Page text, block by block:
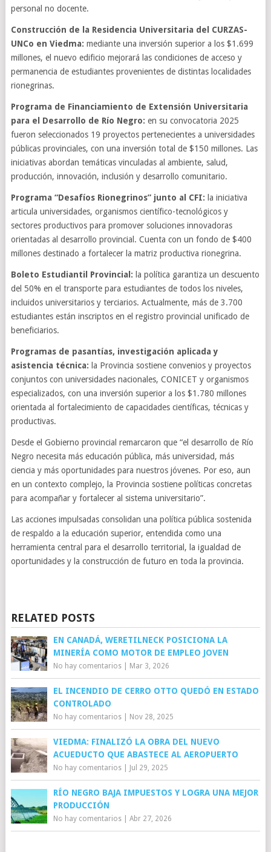
personal no docente.
Construcción de la Residencia Universitaria del CURZAS-
UNCo en Viedma: mediante una inversión superior a los $1.699
millones, el nuevo edificio mejorará las condiciones de acceso y
permanencia de estudiantes provenientes de distintas localidades
rionegrinas.
Programa de Financiamiento de Extensión Universitaria
para el Desarrollo de Río Negro: en su convocatoria 2025
fueron seleccionados 19 proyectos pertenecientes a universidades
públicas provinciales, con una inversión total de $150 millones. Las
iniciativas abordan temáticas vinculadas al ambiente, salud,
producción, innovación, inclusión y desarrollo comunitario.
Programa “Desafíos Rionegrinos” junto al CFI: la iniciativa
articula universidades, organismos científico-tecnológicos y
sectores productivos para promover soluciones innovadoras
orientadas al desarrollo provincial. Cuenta con un fondo de $400
millones destinado a fortalecer la matriz productiva rionegrina.
Boleto Estudiantil Provincial: la política garantiza un descuento
del 50% en el transporte para estudiantes de todos los niveles,
incluidos universitarios y terciarios. Actualmente, más de 3.700
estudiantes están inscriptos en el registro provincial unificado de
beneficiarios.
Programas de pasantías, investigación aplicada y
asistencia técnica: la Provincia sostiene convenios y proyectos
conjuntos con universidades nacionales, CONICET y organismos
especializados, con una inversión superior a los $1.780 millones
orientada al fortalecimiento de capacidades científicas, técnicas y
productivas.
Desde el Gobierno provincial remarcaron que “el desarrollo de Río
Negro necesita más educación pública, más universidad, más
ciencia y más oportunidades para nuestros jóvenes. Por eso, aun
en un contexto complejo, la Provincia sostiene políticas concretas
para acompañar y fortalecer al sistema universitario”.
Las acciones impulsadas consolidan una política pública sostenida
de respaldo a la educación superior, entendida como una
herramienta central para el desarrollo territorial, la igualdad de
oportunidades y la construcción de futuro en toda la provincia.
RELATED POSTS
EN CANADÁ, WERETILNECK POSICIONA LA
MINERÍA COMO MOTOR DE EMPLEO JOVEN
No hay comentarios| Mar 3, 2026
EL INCENDIO DE CERRO OTTO QUEDÓ EN ESTADO
CONTROLADO
No hay comentarios| Nov 28, 2025
VIEDMA: FINALIZÓ LA OBRA DEL NUEVO
ACUEDUCTO QUE ABASTECE AL AEROPUERTO
No hay comentarios| Jul 29, 2025
RÍO NEGRO BAJA IMPUESTOS Y LOGRA UNA MEJOR
PRODUCCIÓN
No hay comentarios| Abr 27, 2026